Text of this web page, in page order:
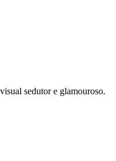
sedutor e glamouroso.